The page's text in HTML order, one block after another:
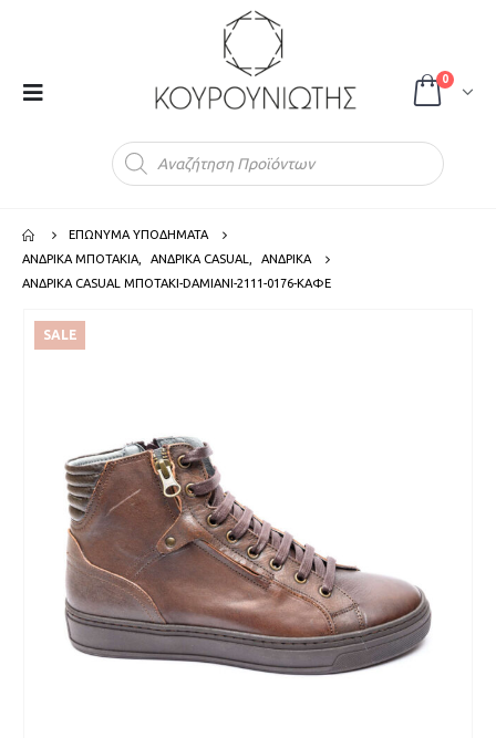
0
ΕΠΩΝΥΜΑ ΥΠΟΔΗΜΑΤΑ
ΑΝΔΡΙΚΑ ΜΠΟΤΑΚΙΑ
ΑΝΔΡΙΚΑ CASUAL
ΑΝΔΡΙΚΑ
ΑΝΔΡΙΚΑ CASUAL ΜΠΟΤΑΚΙ-DAMIANI-2111-0176-ΚΑΦΕ
SALE